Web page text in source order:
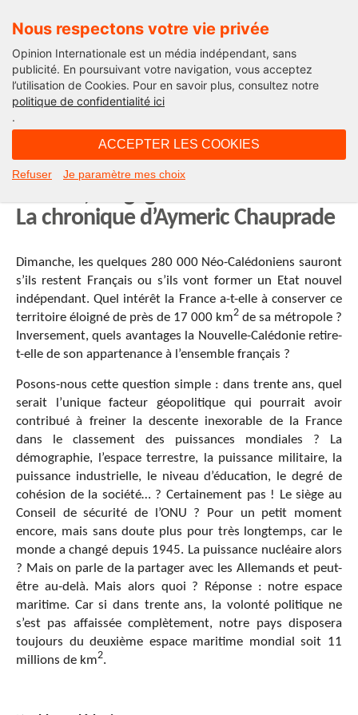
Nous respectons votre vie privée
Opinion Internationale est un média indépendant, sans
publicité. En poursuivant votre navigation, vous acceptez
l’utilisation de Cookies. Pour en savoir plus, consultez notre
politique de confidentialité ici
.
ACCEPTER LES COOKIES
Refuser Je paramètre mes choix
Géopolitiques
Nouvelle-Calédonie, en cas de
La chronique d’Aymeric Chauprade
Dimanche, les quelques 280 000 Néo-Calédoniens sauront
s’ils restent Français ou s’ils vont former un Etat nouvel
indépendant. Quel intérêt la France a-t-elle à conserver ce
territoire éloigné de près de 17 000 km2 de sa métropole ?
Inversement, quels avantages la Nouvelle-Calédonie retire-
t-elle de son appartenance à l’ensemble français ?
Posons-nous cette question simple : dans trente ans, quel
serait l’unique facteur géopolitique qui pourrait avoir
contribué à freiner la descente inexorable de la France
dans le classement des puissances mondiales ? La
démographie, l’espace terrestre, la puissance militaire, la
puissance industrielle, le niveau d’éducation, le degré de
cohésion de la société… ? Certainement pas ! Le siège au
Conseil de sécurité de l’ONU ? Pour un petit moment
encore, mais sans doute plus pour très longtemps, car le
monde a changé depuis 1945. La puissance nucléaire alors
? Mais on parle de la partager avec les Allemands et peut-
être au-delà. Mais alors quoi ? Réponse : notre espace
maritime. Car si dans trente ans, la volonté politique ne
s’est pas affaissée complètement, notre pays disposera
toujours du deuxième espace maritime mondial soit 11
millions de km2.